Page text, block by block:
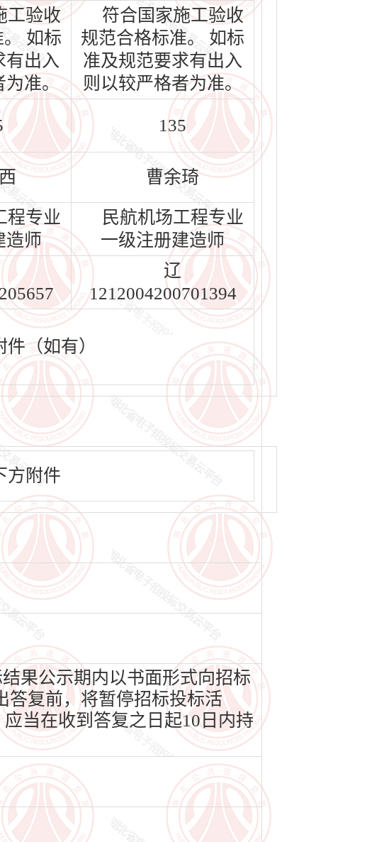
工验收
如标
有出入
为准。
符合国家施工验收
规范合格标准。 如标
准及规范要求有出入
则以较严格者为准。
135
曹余琦
程专业
造师
民航机场工程专业
一级注册建造师
辽
1212004200701394
（如有）
方附件
果公示期内以书面形式向招标
答复前，将暂停招标投标活
当在收到答复之日起10日内持